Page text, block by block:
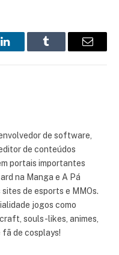
LinkedInTumblr Email
de software,
de conteúdos
portais importantes
na Manga e A Pá
de esports e MMOs.
jogos como
souls-likes, animes,
fã de cosplays!